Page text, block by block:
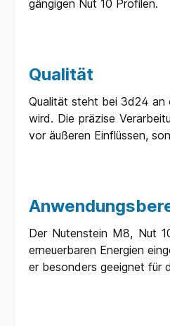
gängigen Nut 10 Profilen.
Qualität
Qualität steht bei 3d24 an
wird. Die präzise
vor äußeren Einflüssen,
Der Nutenstein M8, Nut
erneuerbaren Energien
er besonders geeignet für